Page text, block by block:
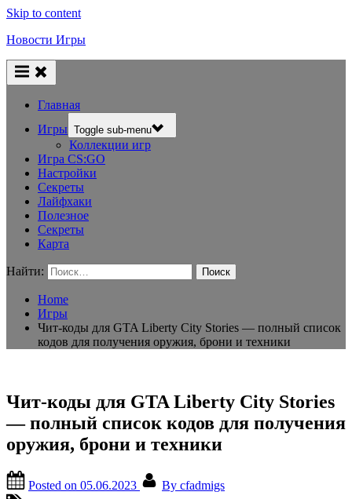
Skip to content
Новости Игры
Главная
Игры Toggle sub-menu
Коллекции игр
Игра CS:GO
Настройки
Секреты
Лайфхаки
Полезное
Секреты
Карта
Найти:
Home
Игры
Чит-коды для GTA Liberty City Stories — полный список
кодов для получения оружия, брони и техники
Чит-коды для GTA Liberty City Stories
— полный список кодов для получения
оружия, брони и техники
Posted on 05.06.2023 By cfadmigs